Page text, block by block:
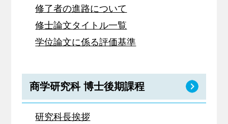
修了者の進路について
修士論文タイトル一覧
学位論文に係る評価基準
商学研究科 博士後期課程
研究科長挨拶